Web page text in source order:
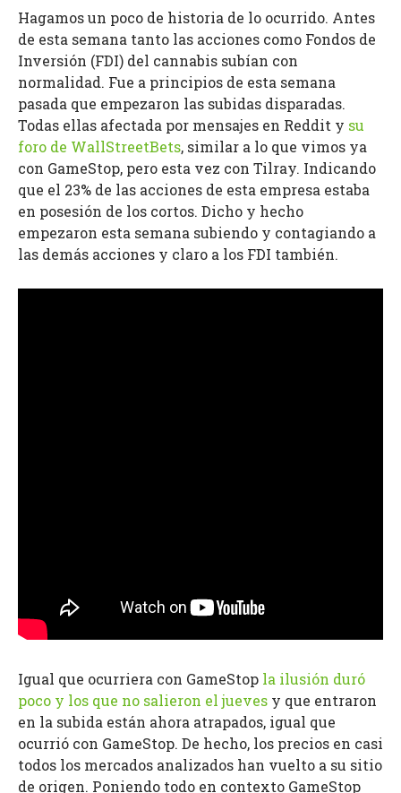
Hagamos un poco de historia de lo ocurrido. Antes
de esta semana tanto las acciones como Fondos de
Inversión (FDI) del cannabis subían con
normalidad. Fue a principios de esta semana
pasada que empezaron las subidas disparadas.
Todas ellas afectada por mensajes en Reddit y su
foro de WallStreetBets, similar a lo que vimos ya
con GameStop, pero esta vez con Tilray. Indicando
que el 23% de las acciones de esta empresa estaba
en posesión de los cortos. Dicho y hecho
empezaron esta semana subiendo y contagiando a
las demás acciones y claro a los FDI también.
Igual que ocurriera con GameStop la ilusión duró
poco y los que no salieron el jueves y que entraron
en la subida están ahora atrapados, igual que
ocurrió con GameStop. De hecho, los precios en casi
todos los mercados analizados han vuelto a su sitio
de origen. Poniendo todo en contexto GameStop